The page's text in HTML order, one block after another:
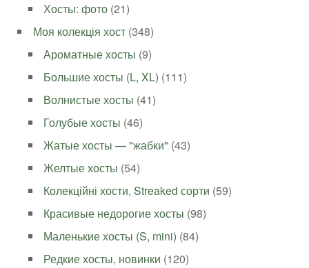
Хосты: фото (21)
Моя колекція хост (348)
Ароматные хосты (9)
Большие хосты (L, XL) (111)
Волнистые хосты (41)
Голубые хосты (46)
Жатые хосты — "жабки" (43)
Желтые хосты (54)
Колекційні хости, Streaked сорти (59)
Красивые недорогие хосты (98)
Маленькие хосты (S, mini) (84)
Редкие хосты, новинки (120)